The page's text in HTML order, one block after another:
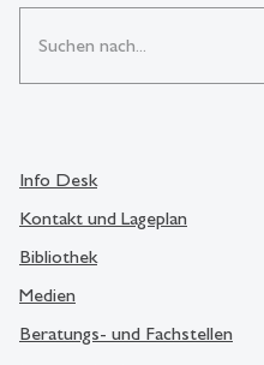
Info Desk
Kontakt und Lageplan
Bibliothek
Medien
Beratungs- und Fachstellen